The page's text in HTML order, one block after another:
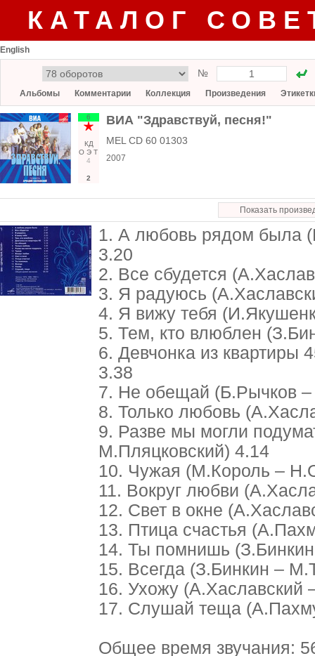
КАТАЛОГ
English
№
Альбомы Комментарии Коллекция Произведения
6
КД
О Э Т
4
2
ВИА "Здравствуй, песня!"
MEL CD 60 01303
2007
Показать
1. А любовь рядом была
3.20
2. Все сбудется
3. Я радуюсь
4. Я вижу тебя
5. Тем, кто влюблен
6. Девчонка из квартиры
3.38
7. Не обещай (Б.Рычков
8. Только любовь
9. Разве мы могли
М.Пляцковский) 4.14
10. Чужая (М.Король –
11. Вокруг любви
12. Свет в окне
13. Птица счастья
14. Ты помнишь
15. Всегда (З.Бинкин –
16. Ухожу (А.Хаславский
17. Слушай теща
Общее время звучания: